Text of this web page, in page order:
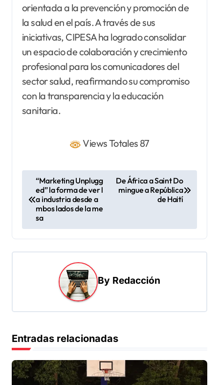
orientada a la prevención y promoción de
la salud en el país. A través de sus
iniciativas, CIPESA ha logrado consolidar
un espacio de colaboración y crecimiento
profesional para los comunicadores del
sector salud, reafirmando su compromiso
con la transparencia y la educación
sanitaria.
Views Totales 87
e
g
d
e
e
“Marketing Unplugg
ed” la forma de ver l
a industria desde a
mbos lados de la me
sa
De África a Saint Do
mingue a República
de Haití
By Redacción
Entradas relacionadas